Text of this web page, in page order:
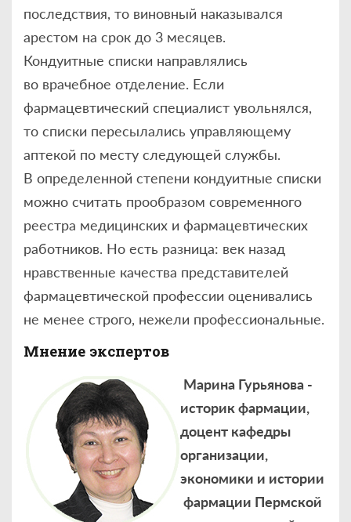
последствия, то виновный наказывался
арестом на срок до 3 месяцев.
Кондуитные списки направлялись
во врачебное отделение. Если
фармацевтический специалист увольнялся,
то списки пересылались управляющему
аптекой по месту следующей службы.
В определенной степени кондуитные списки
можно считать прообразом современного
реестра медицинских и фармацевтических
работников. Но есть разница: век назад
нравственные качества представителей
фармацевтической профессии оценивались
не менее строго, нежели профессиональные.
Мнение экспертов
Марина Гурьянова -
историк фармации,
доцент кафедры
организации,
экономики и истории
фармации Пермской